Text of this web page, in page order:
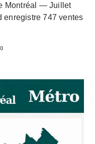
Montréal — Juillet
enregistre 747 ventes